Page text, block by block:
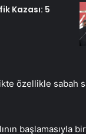
Kazası: 5
özellikle
başlamasıyla